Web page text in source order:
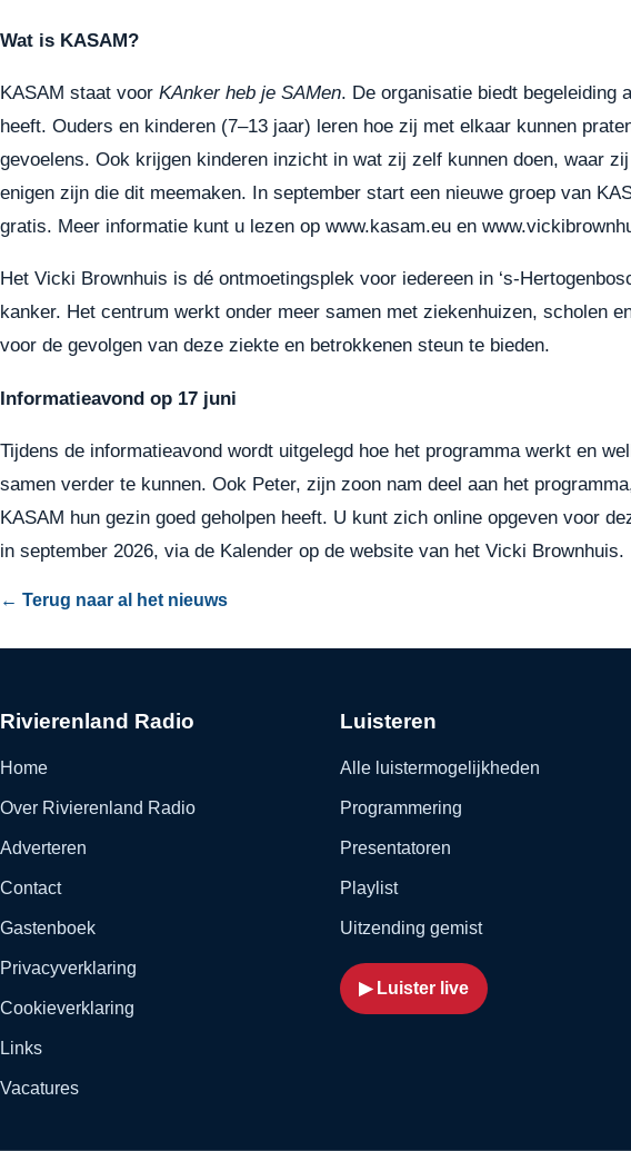
Wat is KASAM?
KASAM staat voor KAnker heb je SAMen. De organisatie biedt begeleiding
heeft. Ouders en kinderen (7–13 jaar) leren hoe zij met elkaar kunnen
gevoelens. Ook krijgen kinderen inzicht in wat zij zelf kunnen doen, waar
enigen zijn die dit meemaken. In september start een nieuwe groep van
gratis. Meer informatie kunt u lezen op www.kasam.eu en
Het Vicki Brownhuis is dé ontmoetingsplek voor iedereen in ‘s-
kanker. Het centrum werkt onder meer samen met ziekenhuizen, scholen
voor de gevolgen van deze ziekte en betrokkenen steun te bieden.
Informatieavond op 17 juni
Tijdens de informatieavond wordt uitgelegd hoe het programma werkt en
samen verder te kunnen. Ook Peter, zijn zoon nam deel aan het
KASAM hun gezin goed geholpen heeft. U kunt zich online opgeven voor
in september 2026, via de Kalender op de website van het Vicki Brownhuis.
← Terug naar al het nieuws
Rivierenland Radio
Home
Over Rivierenland Radio
Adverteren
Contact
Gastenboek
Privacyverklaring
Cookieverklaring
Links
Vacatures
Luisteren
Alle luistermogelijkheden
Programmering
Presentatoren
Playlist
Uitzending gemist
▶ Luister live